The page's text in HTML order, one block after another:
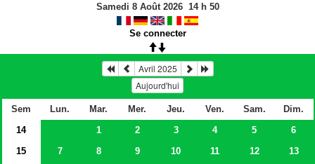
Samedi 8 Août 2026 14h 50
Se connecter
Avril 2025
Aujourd'hui
Sem Lun. Mar. Mer. Jeu. Ven. Sam.
Dim.
14
1 2 3 4 5
6
15
7 8 9 10 11 12
13